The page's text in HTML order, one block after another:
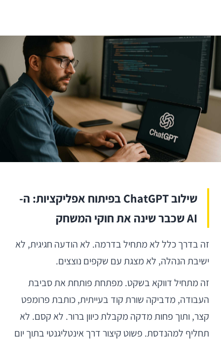
שילוב ChatGPT בפיתוח אפליקציות: ה-
AI שכבר שינה את חוקי המשחק
זה בדרך כלל לא מתחיל בדרמה. לא הודעה חגיגית, לא
ישיבת הנהלה, לא מצגת עם שקפים נוצצים.
זה מתחיל דווקא בשקט. מפתחת פותחת את סביבת
העבודה, מדביקה שורת קוד בעייתית, כותבת פרומפט
קצר, ותוך פחות מדקה מקבלת כיוון ברור. לא קסם. לא
תחליף למהנדסת. פשוט קיצור דרך אינטליגנטי בתוך יום